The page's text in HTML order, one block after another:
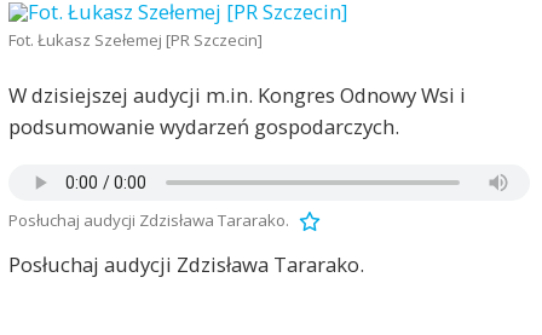
Fot. Łukasz Szełemej [PR Szczecin]
W dzisiejszej audycji m.in. Kongres Odnowy Wsi i
podsumowanie wydarzeń gospodarczych.
Posłuchaj audycji Zdzisława Tararako.
Posłuchaj audycji Zdzisława Tararako.